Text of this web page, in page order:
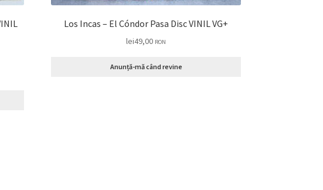
Los Incas – El Cóndor Pasa Disc VINIL VG+
lei49,00 RON
Anunță-mă când revine